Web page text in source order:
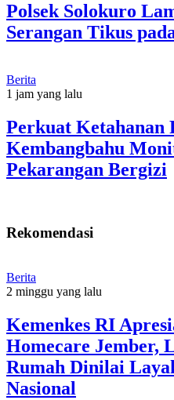
Polsek Solokuro
Serangan Tikus
Berita
1 jam yang lalu
Perkuat Ketahanan
Kembangbahu
Pekarangan Bergizi
Rekomendasi
Berita
2 minggu yang lalu
Kemenkes RI
Homecare Jember,
Rumah Dinilai
Nasional